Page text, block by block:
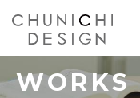
WORKS